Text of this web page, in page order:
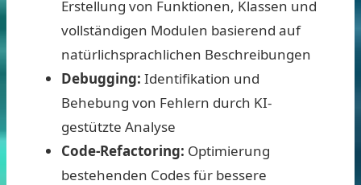
Erstellung von Funktionen, Klassen und
vollständigen Modulen basierend auf
natürlichsprachlichen Beschreibungen
Debugging: Identifikation und
Behebung von Fehlern durch KI-
gestützte Analyse
Code-Refactoring: Optimierung
bestehenden Codes für bessere